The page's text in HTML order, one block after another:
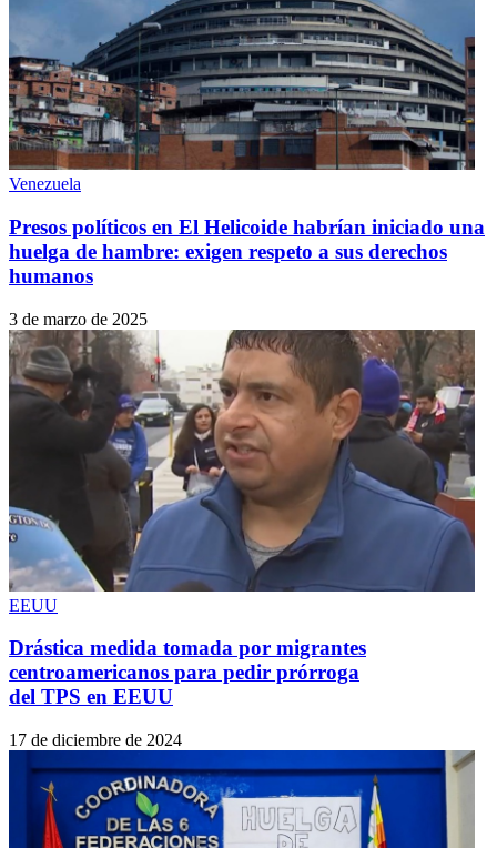
Venezuela
Presos políticos en El Helicoide habrían iniciado una
huelga de hambre: exigen respeto a sus derechos
humanos
3 de marzo de 2025
EEUU
Drástica medida tomada por migrantes
centroamericanos para pedir prórroga
del TPS en EEUU
17 de diciembre de 2024